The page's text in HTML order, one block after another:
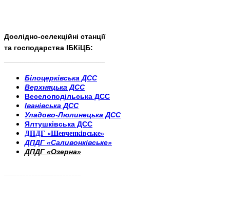
Дослідно-селекційні станції
та господарства ІБКіЦБ:
Білоцерківська ДСС
Верхняцька ДСС
Веселоподільська ДСС
Іванівська ДСС
Уладово-Люлинецька ДСС
Ялтушківська ДСС
ДПДГ «Шевченківське»
ДПДГ «Саливонківське»
ДПДГ «Озерна»